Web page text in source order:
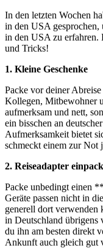
In den letzten Wochen
in den USA gesprochen,
in den USA zu erfahren.
und Tricks!
1. Kleine Geschenke
Packe vor deiner Abreise
Kollegen, Mitbewohner
aufmerksam und nett,
ein bisschen an
Aufmerksamkeit bietet
schmeckt einem zur Not
2. Reiseadapter
Packe unbedingt einen
Geräte passen nicht in
generell dort verwenden
in Deutschland
du ihn am besten direkt
Ankunft auch gleich gut